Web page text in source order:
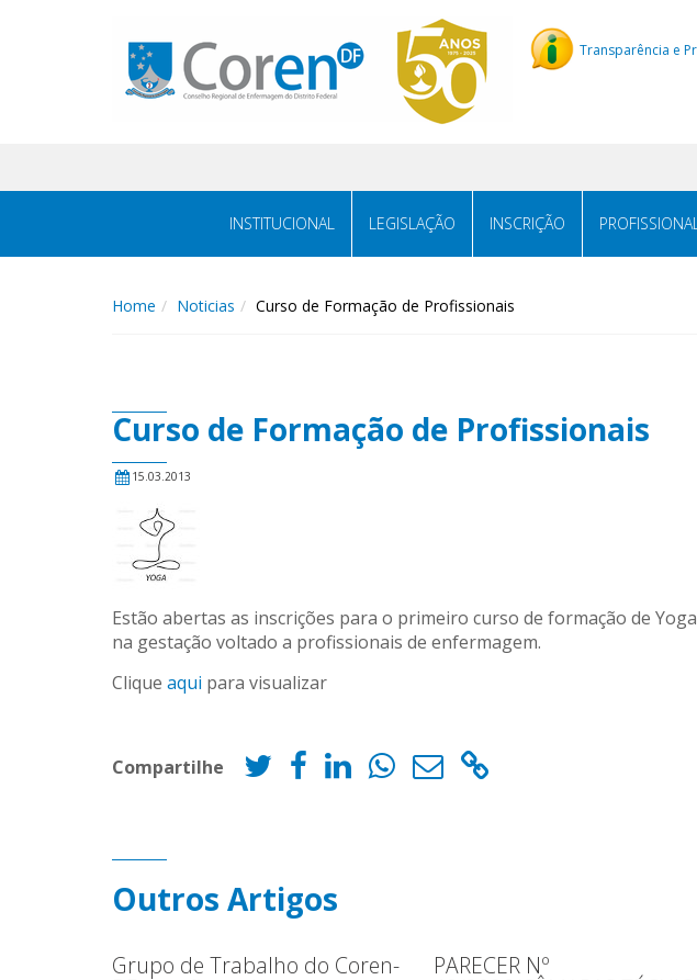
Transparência e
INSTITUCIONAL LEGISLAÇÃO INSCRIÇÃO
Home Noticias Curso de Formação de Profissionais
Curso de Formação de Profissionais
15.03.2013
Estão abertas as inscrições para o primeiro curso de formação de Yoga
na gestação voltado a profissionais de enfermagem.
Clique aqui para visualizar
Compartilhe
Outros Artigos
Grupo de Trabalho do Coren- PARECER Nº